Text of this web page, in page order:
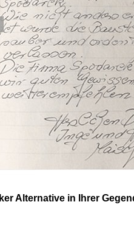
Alternative in Ihrer